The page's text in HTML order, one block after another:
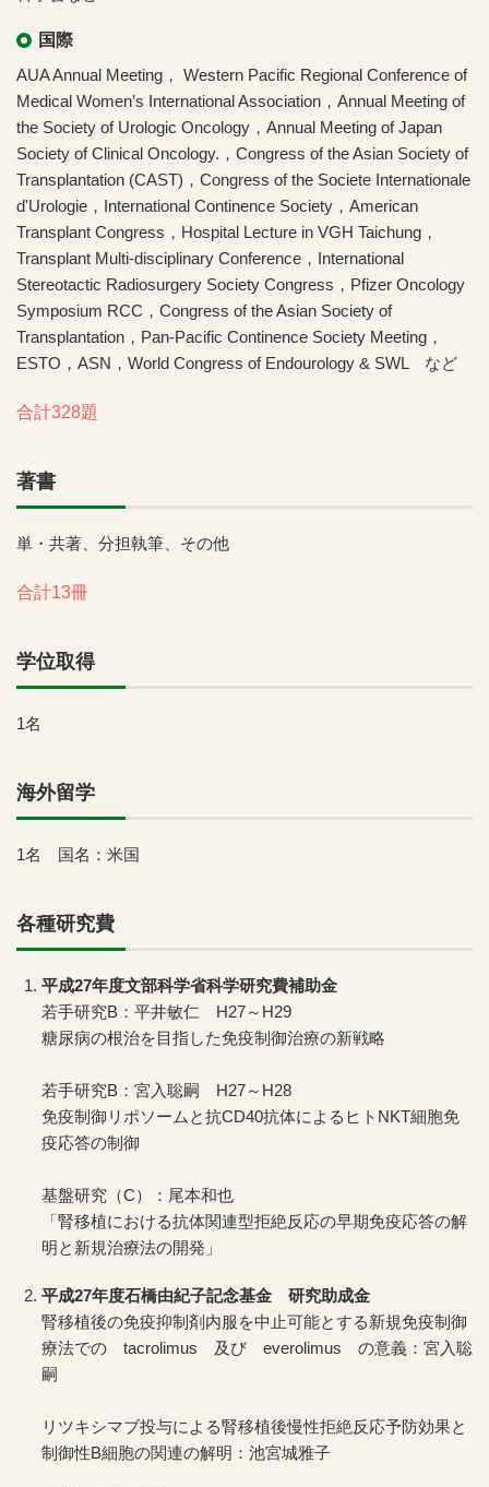
国際
AUA Annual Meeting， Western Pacific Regional Conference of
Medical Women’s International Association，Annual Meeting of
the Society of Urologic Oncology，Annual Meeting of Japan
Society of Clinical Oncology.，Congress of the Asian Society of
Transplantation (CAST)，Congress of the Societe Internationale
d'Urologie，International Continence Society，American
Transplant Congress，Hospital Lecture in VGH Taichung，
Transplant Multi-disciplinary Conference，International
Stereotactic Radiosurgery Society Congress，Pfizer Oncology
Symposium RCC，Congress of the Asian Society of
Transplantation，Pan-Pacific Continence Society Meeting，
ESTO，ASN，World Congress of Endourology & SWL など
合計328題
著書
単・共著、分担執筆、その他
合計13冊
学位取得
1名
海外留学
1名 国名：米国
各種研究費
平成27年度文部科学省科学研究費補助金
若手研究B：平井敏仁 H27～H29
糖尿病の根治を目指した免疫制御治療の新戦略
若手研究B：宮入聡嗣 H27～H28
免疫制御リポソームと抗CD40抗体によるヒトNKT細胞免
疫応答の制御
基盤研究（C）：尾本和也
「腎移植における抗体関連型拒絶反応の早期免疫応答の解
明と新規治療法の開発」
平成27年度石橋由紀子記念基金 研究助成金
腎移植後の免疫抑制剤内服を中止可能とする新規免疫制御
療法での tacrolimus 及び everolimus の意義：宮入聡
嗣
リツキシマブ投与による腎移植後慢性拒絶反応予防効果と
制御性B細胞の関連の解明：池宮城雅子